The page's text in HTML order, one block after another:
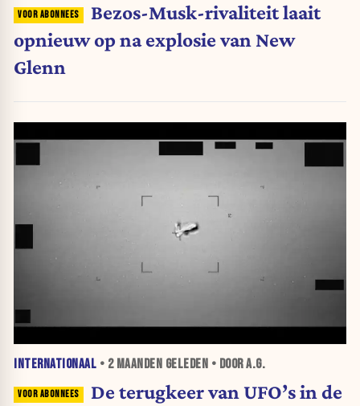
Bezos-Musk-rivaliteit laait
opnieuw op na explosie van New
Glenn
INTERNATIONAAL • 2 MAANDEN GELEDEN • DOOR A.G.
De terugkeer van UFO’s in de